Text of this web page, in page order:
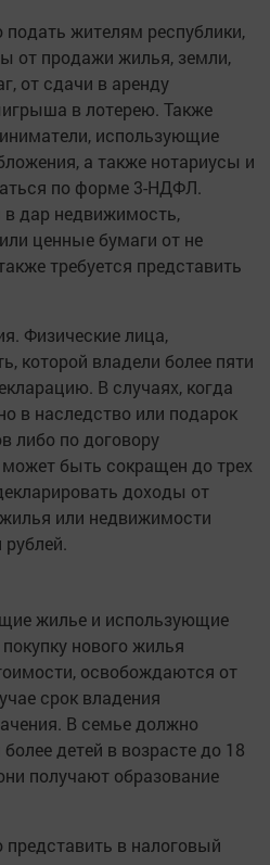
жителям республики,
от продажи жилья, земли,
от сдачи в аренду
в лотерею. Также
использующие
а также нотариусы и
по форме 3-НДФЛ.
дар недвижимость,
ценные бумаги от не
требуется представить
Физические лица,
которой владели более пяти
В случаях, когда
в наследство или подарок
либо по договору
может быть сокращен до трех
доходы от
или недвижимости
жилье и использующие
нового жилья
освобождаются от
срок владения
В семье должно
детей в возрасте до 18
получают образование
в налоговый